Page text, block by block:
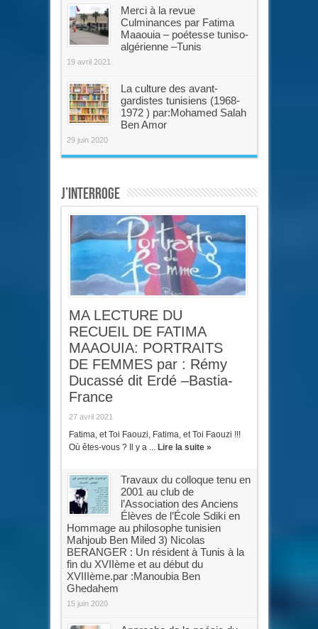
Merci à la revue
Culminances par Fatima
Maaouia – poétesse tuniso-
algérienne –Tunis
19 avril 2021
La culture des avant-
gardistes tunisiens (1968-
1972 ) par:Mohamed Salah
Ben Amor
29 juin 2020
J’interroge
MA LECTURE DU
RECUEIL DE FATIMA
MAAOUIA: PORTRAITS
DE FEMMES par : Rémy
Ducassé dit Erdé –Bastia-
France
27 avril 2021
Fatima, et Toi Faouzi, Fatima, et Toi Faouzi !!!
Où êtes-vous ? Il y a ... Lire la suite »
Travaux du colloque tenu en
2001 au club de
l’Association des Anciens
Élèves de l’École Sdiki en
Hommage au philosophe tunisien
Mahjoub Ben Miled 3) Nicolas
BERANGER : Un résident à Tunis à la
fin du XVIIème et au début du
XVIIIème.par :Manoubia Ben
Ghedahem
15 juin 2020